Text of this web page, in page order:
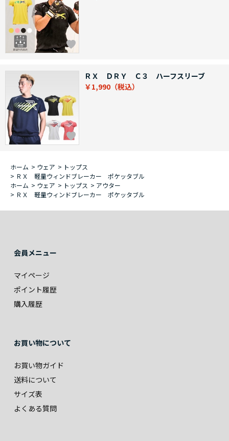
ＲＸ ＤＲＹ Ｃ３ ハーフスリーブ
￥1,990
ホーム > ウェア > トップス
> ＲＸ 軽量ウィンドブレーカー ポケッタブル
ホーム > ウェア > トップス > アウター
> ＲＸ 軽量ウィンドブレーカー ポケッタブル
会員メニュー
マイページ
ポイント履歴
購入履歴
お買い物について
お買い物ガイド
送料について
サイズ表
よくある質問